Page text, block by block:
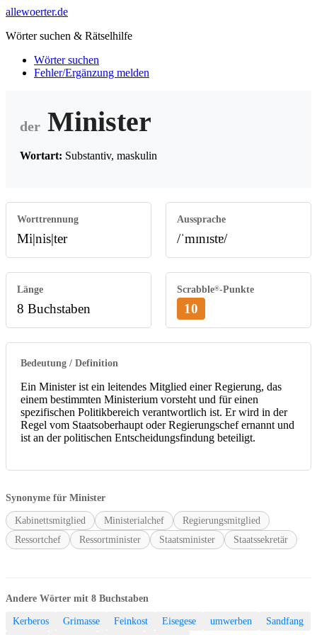
allewoerter.de
Wörter suchen & Rätselhilfe
Wörter suchen
Fehler/Ergänzung melden
der Minister
Wortart: Substantiv, maskulin
Worttrennung
Mi|nis|ter
Aussprache
/ˈmɪnɪstɐ/
Länge
8 Buchstaben
Scrabble®-Punkte
10
Bedeutung / Definition
Ein Minister ist ein leitendes Mitglied einer Regierung, das
einem bestimmten Ministerium vorsteht und für einen
spezifischen Politikbereich verantwortlich ist. Er wird in der
Regel vom Staatsoberhaupt oder Regierungschef ernannt und
ist an der politischen Entscheidungsfindung beteiligt.
Synonyme für Minister
Kabinettsmitglied
Ministerialchef
Regierungsmitglied
Ressortchef
Ressortminister Staatsminister Staatssekretär
Andere Wörter mit 8 Buchstaben
Kerberos
Grimasse Feinkost Eisegese umwerben
Sandfang